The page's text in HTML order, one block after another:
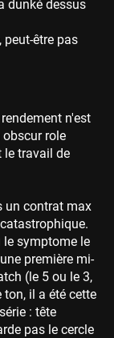
dunké dessus
peut-être pas
n'est
role
le travail de
un contrat max
le symptome le
première mi-
(le 5 ou le 3,
il a été cette
: tête
pas le cercle